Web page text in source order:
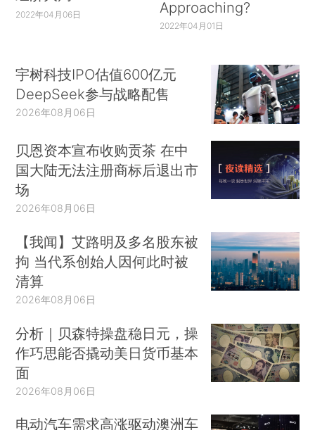
2022年04月06日
Approaching?
2022年04月01日
宇树科技IPO估值600亿元
DeepSeek参与战略配售
2026年08月06日
贝恩资本宣布收购贡茶 在中
国大陆无法注册商标后退出市
场
2026年08月06日
【我闻】艾路明及多名股东被
拘 当代系创始人因何此时被
清算
2026年08月06日
分析｜贝森特操盘稳日元，操
作巧思能否撬动美日货币基本
面
2026年08月06日
电动汽车需求高涨驱动澳洲车